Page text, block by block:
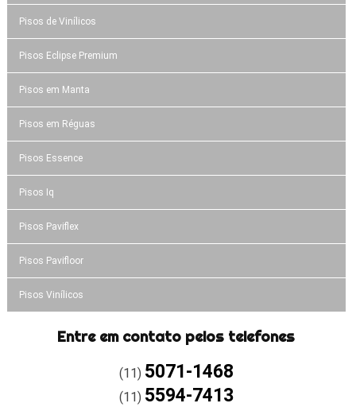
Pisos de Vinílicos
Pisos Eclipse Premium
Pisos em Manta
Pisos em Réguas
Pisos Essence
Pisos Iq
Pisos Paviflex
Pisos Pavifloor
Pisos Vinílicos
Entre em contato pelos telefones
(11) 5071-1468
(11) 5594-7413